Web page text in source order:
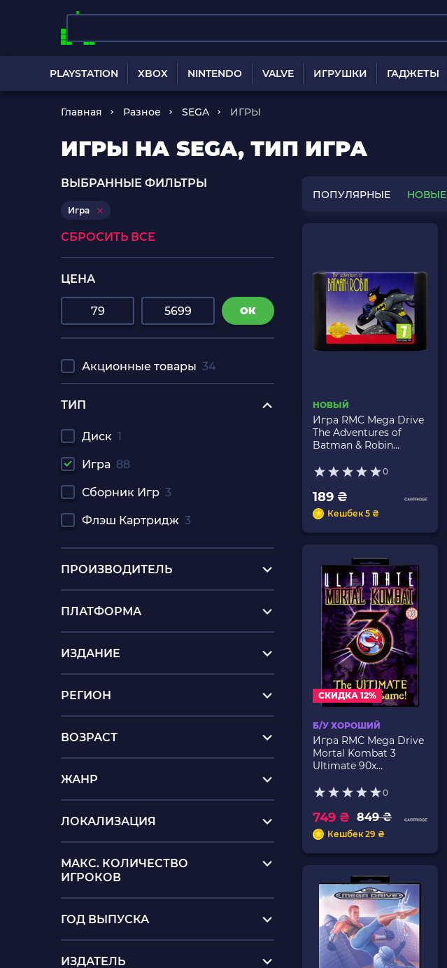
PLAYSTATION XBOX NINTENDO VALVE ИГРУШКИ ГАДЖЕТЫ
Главная Разное SEGA ИГРЫ
ИГРЫ НА SEGA, ТИП ИГРА
ВЫБРАННЫЕ ФИЛЬТРЫ
Игра
СБРОСИТЬ ВСЕ
ЦЕНА
ОК
Акционные товары 34
ТИП
Диск 1
Игра 88
Сборник Игр 3
Флэш Картридж 3
ПРОИЗВОДИТЕЛЬ
ПЛАТФОРМА
ИЗДАНИЕ
РЕГИОН
ВОЗРАСТ
ЖАНР
ЛОКАЛИЗАЦИЯ
МАКС. КОЛИЧЕСТВО
ИГРОКОВ
ГОД ВЫПУСКА
ИЗДАТЕЛЬ
ПОПУЛЯРНЫЕ НОВЫЕ
НОВЫЙ
Игра RMC Mega Drive
The Adventures of
Batman & Robin
Новый
0
189 ₴
Кешбек 5 ₴
СКИДКА 12%
Б/У ХОРОШИЙ
Игра RMC Mega Drive
Mortal Kombat 3
Ultimate 90х
Только Картридж Б/У
0
849 ₴
749 ₴
Кешбек 29 ₴